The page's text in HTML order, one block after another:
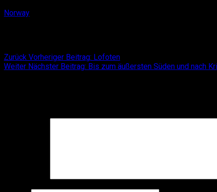
Norway
Zurück Vorheriger Beitrag: Lofoten
Weiter Nächster Beitrag: Bis zum äußersten Süden und nach